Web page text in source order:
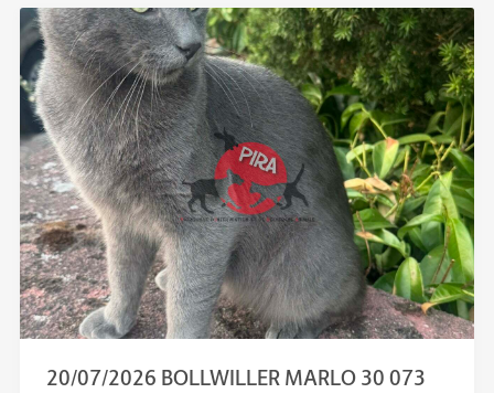
20/07/2026 BOLLWILLER MARLO 30 073